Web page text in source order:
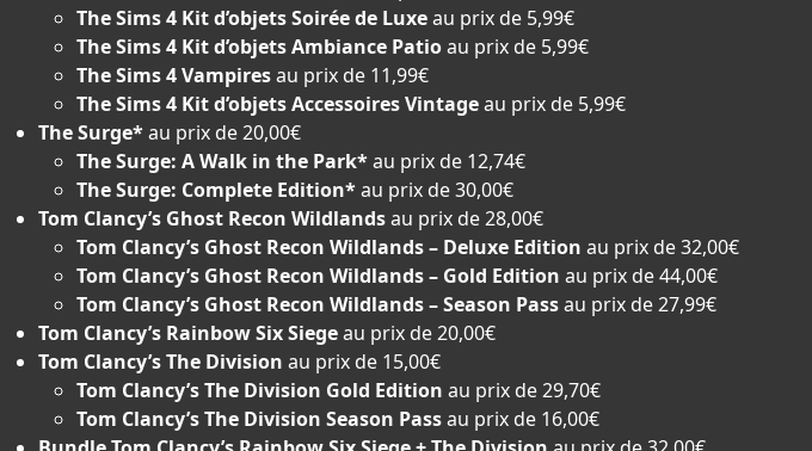
The Sims 4 Kit d’objets Soirée de Luxeau prix de 5,99€
The Sims 4 Kit d’objets Ambiance Patioau prix de 5,99€
The Sims 4 Vampiresau prix de 11,99€
The Sims 4 Kit d’objets Accessoires Vintageau prix de 5,99€
The Surge*au prix de 20,00€
The Surge: A Walk in the Park*au prix de 12,74€
The Surge: Complete Edition*au prix de 30,00€
Tom Clancy’s Ghost Recon Wildlandsau prix de 28,00€
Tom Clancy’s Ghost Recon Wildlands – Deluxe Edition au prix de 32,00€
Tom Clancy’s Ghost Recon Wildlands – Gold Edition au prix de 44,00€
Tom Clancy’s Ghost Recon Wildlands – Season Passau prix de 27,99€
Tom Clancy’s Rainbow Six Siegeau prix de 20,00€
Tom Clancy’s The Division au prix de 15,00€
Tom Clancy’s The Division Gold Edition au prix de 29,70€
Tom Clancy’s The Division Season Passau prix de 16,00€